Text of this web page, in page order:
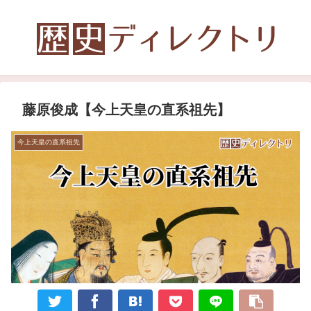
藤原俊成【今上天皇の直系祖先】
今上天皇の直系祖先